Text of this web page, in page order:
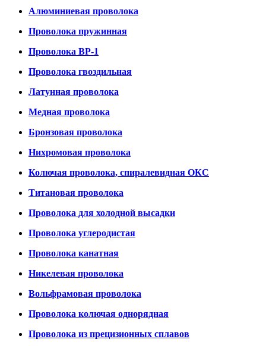
Алюминиевая проволока
Проволока пружинная
Проволока ВР-1
Проволока гвоздильная
Латунная проволока
Медная проволока
Бронзовая проволока
Нихромовая проволока
Колючая проволока, спиралевидная ОКС
Титановая проволока
Проволока для холодной высадки
Проволока углеродистая
Проволока канатная
Никелевая проволока
Вольфрамовая проволока
Проволока колючая однорядная
Проволока из прецизионных сплавов